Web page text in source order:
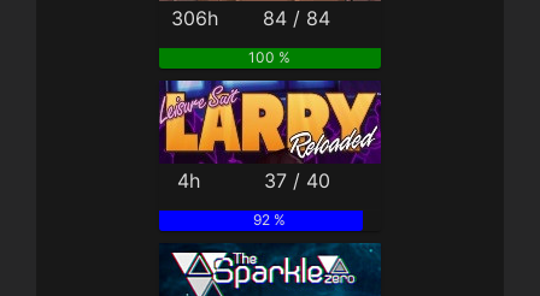
306h 84 / 84
100 %
4h 37 / 40
92 %